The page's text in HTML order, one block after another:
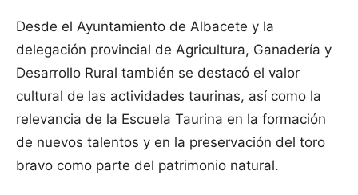
Desde el Ayuntamiento de Albacete y la
delegación provincial de Agricultura, Ganadería y
Desarrollo Rural también se destacó el valor
cultural de las actividades taurinas, así como la
relevancia de la Escuela Taurina en la formación
de nuevos talentos y en la preservación del toro
bravo como parte del patrimonio natural.